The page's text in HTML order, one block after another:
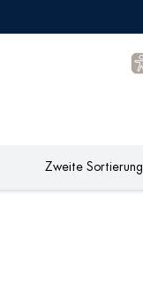
Zweite Sortierung